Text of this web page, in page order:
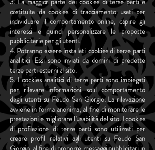
3. La maggior parte dei cookies di terse parti è
costituita da cookies di tracciamento usati per
individuare il comportamento online, capire gli
interessi e quindi personalizzare le proposte
pubblicitarie per gli utenti.
4. Potranno essere installati cookies di terze parti
analitici. Essi sono inviati da domini di predette
terze parti esterni al sito.
5. I cookies analitici di terze parti sono impiegati
per rilevare informazioni soul comportamento
degli utenti su Feudo San Giorgio. La rilevazione
avviene in forma anonima, al fine di monitorare le
prestazioni e migliorare l’usabilità del sito. I cookies
di profilazione di terze parti sono utilizzati per
creare profili relativi agli utenti su Feudo San
Giorgio, al fine di proporre messaggi pubblicitari in